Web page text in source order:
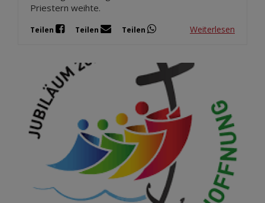
Priestern weihte.
Teilen Teilen Teilen Weiterlesen